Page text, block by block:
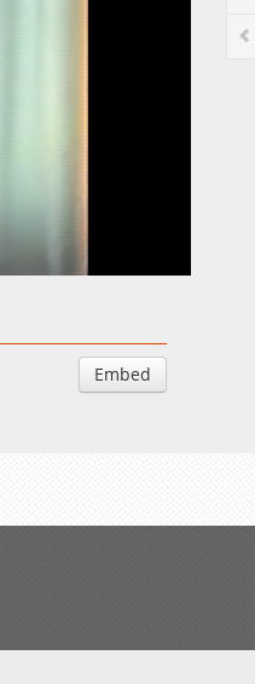
Esituskiirused
Auto
Embed